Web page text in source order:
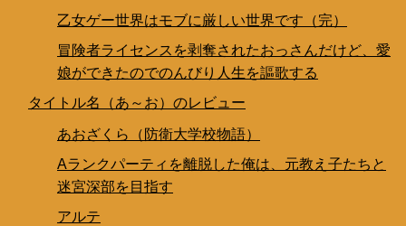
乙女ゲー世界はモブに厳しい世界です（完）
冒険者ライセンスを剥奪されたおっさんだけど、愛
娘ができたのでのんびり人生を謳歌する
タイトル名（あ～お）のレビュー
あおざくら（防衛大学校物語）
Aランクパーティを離脱した俺は、元教え子たちと
迷宮深部を目指す
アルテ